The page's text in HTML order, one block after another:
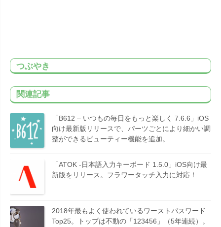
つぶやき
関連記事
「B612 – いつもの毎日をもっと楽しく 7.6.6」iOS
向け最新版リリースで、パーツごとにより細かい調
整ができるビューティー機能を追加。
「ATOK -日本語入力キーボード 1.5.0」iOS向け最
新版をリリース。フラワータッチ入力に対応！
2018年最もよく使われているワーストパスワード
Top25。トップは不動の「123456」（5年連続）。